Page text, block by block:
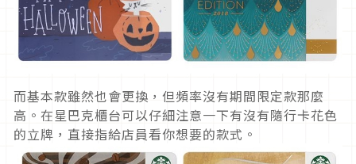
而基本款雖然也會更換，但頻率沒有期間限定款那麼
高。在星巴克櫃台可以仔細注意一下有沒有隨行卡花色
的立牌，直接指給店員看你想要的款式。